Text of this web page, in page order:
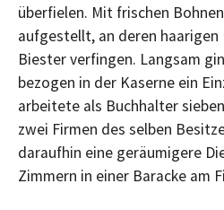
überfielen. Mit frischen
aufgestellt, an deren
Biester verfingen. Langsam
bezogen in der Kaserne ein
arbeitete als Buchhalter
zwei Firmen des selben
daraufhin eine geräumigere
Zimmern in einer Baracke am